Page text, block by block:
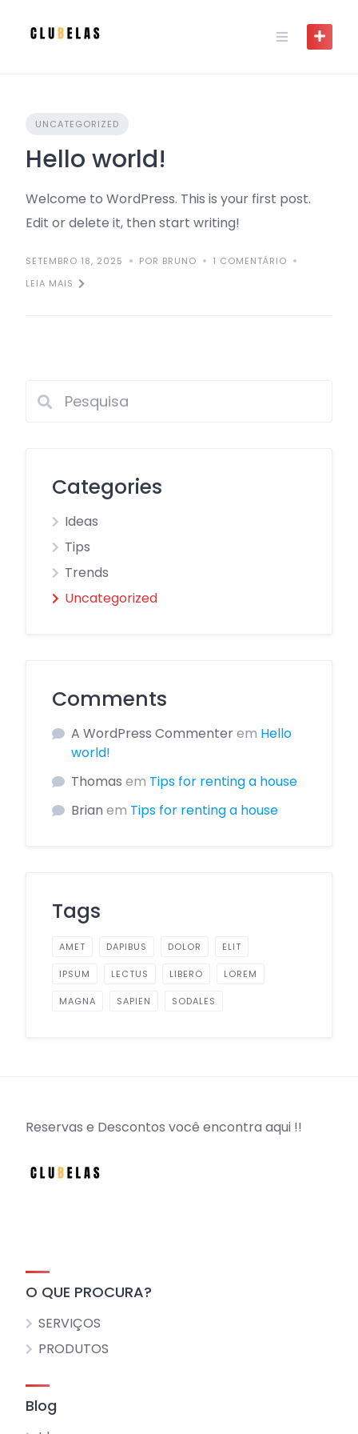
UNCATEGORIZED
Hello world!
Welcome to WordPress. This is your first post.
Edit or delete it, then start writing!
SETEMBRO 18, 2025 POR BRUNO
1 COMENTÁRIO
LEIA MAIS
Categories
Ideas
Tips
Trends
Uncategorized
Comments
A WordPress Commenterem Hello
world!
Thomas em Tips for renting a house
Brian em Tips for renting a house
Tags
AMET DAPIBUS DOLOR ELIT
IPSUM LECTUS LIBERO LOREM
MAGNA SAPIEN SODALES
Reservas e Descontos você encontra aqui !!
O QUE PROCURA?
SERVIÇOS
PRODUTOS
Blog